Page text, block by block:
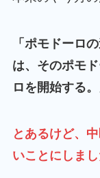
「ポモドーロ
は、そのポモ
ロを開始する。
とあるけど、
いことにしまし